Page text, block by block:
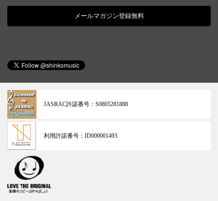
メールマガジン登録無料
JASRAC許諾番号： S0805281888
利用許諾番号： ID000001493